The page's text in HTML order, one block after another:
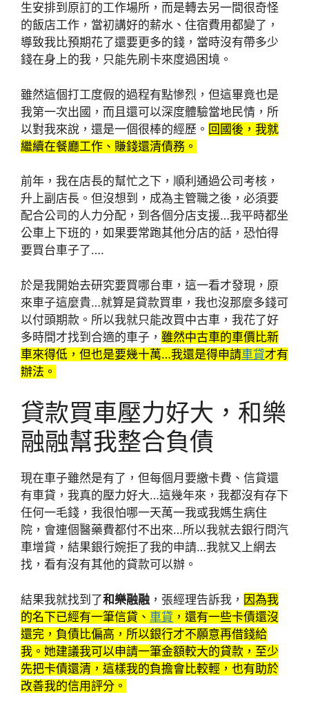
生安排到原訂的工作場所，而是轉去另一間很奇怪
的飯店工作，當初講好的薪水、住宿費用都變了，
導致我比預期花了還要更多的錢，當時沒有帶多少
錢在身上的我，只能先刷卡來度過困境。
雖然這個打工度假的過程有點慘烈，但這畢竟也是
我第一次出國，而且還可以深度體驗當地民情，所
以對我來說，還是一個很棒的經歷。 回國後，我就
繼續在餐廳工作、賺錢還清債務。
前年，我在店長的幫忙之下，順利通過公司考核，
升上副店長。但沒想到，成為主管職之後，必須要
配合公司的人力分配，到各個分店支援…我平時都坐
公車上下班的，如果要常跑其他分店的話，恐怕得
要買台車子了….
於是我開始去研究要買哪台車，這一看才發現，原
來車子這麼貴…就算是貸款買車，我也沒那麼多錢可
以付頭期款。所以我就只能改買中古車，我花了好
多時間才找到合適的車子， 雖然中古車的車價比新
車來得低，但也是要幾十萬…我還是得申請車貸才有
辦法。
貸款買車壓力好大，和樂
融融幫我整合負債
現在車子雖然是有了，但每個月要繳卡費、信貸還
有車貸，我真的壓力好大…這幾年來，我都沒有存下
任何一毛錢，我很怕哪一天萬一我或我媽生病住
院，會連個醫藥費都付不出來…所以我就去銀行問汽
車增貸，結果銀行婉拒了我的申請…我就又上網去
找，看有沒有其他的貸款可以辦。
結果我就找到了和樂融融 ，張經理告訴我， 因為我
的名下已經有一筆信貸、 車貸 ，還有一些卡債還沒
還完，負債比偏高，所以銀行才不願意再借錢給
我。她建議我可以申請一筆金額較大的貸款，至少
先把卡債還清，這樣我的負擔會比較輕，也有助於
改善我的信用評分。